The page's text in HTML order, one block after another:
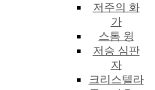
저주의 화
가
스톰 윙
저승 심판
자
크리스텔라